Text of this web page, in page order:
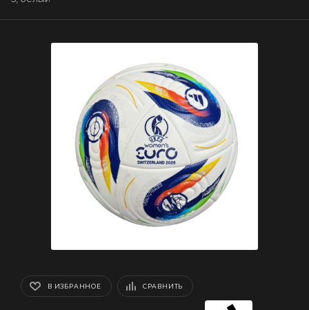
В ИЗБРАННОЕ СРАВНИТЬ